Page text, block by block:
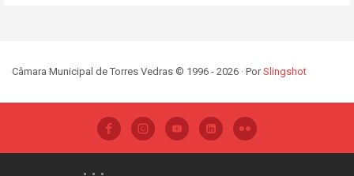
Câmara Municipal de Torres Vedras © 1996 - 2026 · PorSlingshot